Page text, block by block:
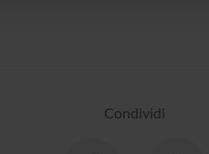
Condividi